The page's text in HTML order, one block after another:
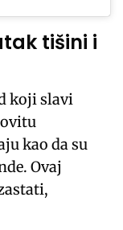
tišini i
koji slavi
kao da su
Ovaj